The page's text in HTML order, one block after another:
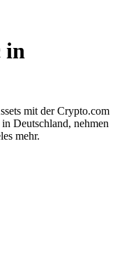
in
mit der Crypto.com
Deutschland, nehmen
mehr.